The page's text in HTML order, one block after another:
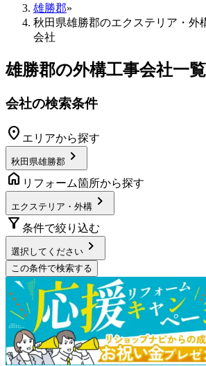
雄勝郡»
秋田県雄勝郡のエクステリア・外
会社
雄勝郡の外構工事会社一覧
会社の検索条件
location_on エリアから探す
秋田県雄勝郡 chevron_right
home リフォーム箇所から探す
エクステリア・外構 chevron_right
filter_alt 条件で絞り込む
選択してください chevron_right
この条件で検索する